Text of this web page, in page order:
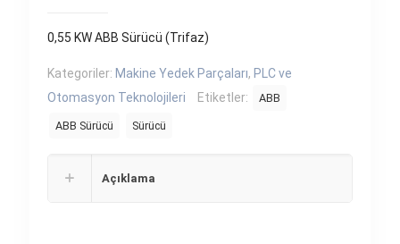
0,55 KW ABB Sürücü (Trifaz)
Kategoriler: Makine Yedek Parçaları, PLC ve
Otomasyon Teknolojileri
Etiketler: ABB
ABB Sürücü Sürücü
Açıklama